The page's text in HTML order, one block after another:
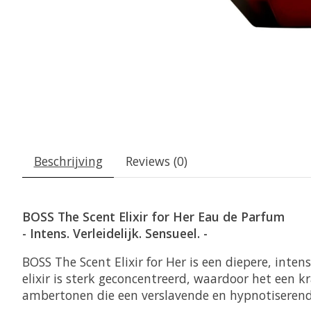
Beschrijving Reviews (0)
BOSS The Scent Elixir for Her Eau de Parfum
- Intens. Verleidelijk. Sensueel. -
BOSS The Scent Elixir for Her is een diepere,
elixir is sterk geconcentreerd, waardoor het een
ambertonen die een verslavende en